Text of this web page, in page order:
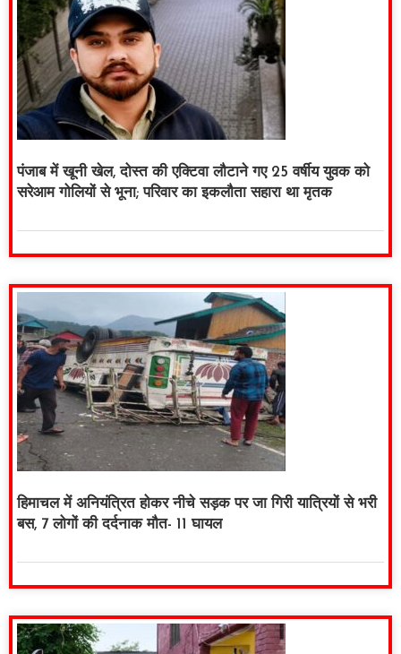
पंजाब में खूनी खेल, दोस्त की एक्टिवा लौटाने गए 25 वर्षीय युवक को
सरेआम गोलियों से भूना; परिवार का इकलौता सहारा था मृतक
हिमाचल में अनियंत्रित होकर नीचे सड़क पर जा गिरी यात्रियों से भरी
बस, 7 लोगों की दर्दनाक मौत- 11 घायल